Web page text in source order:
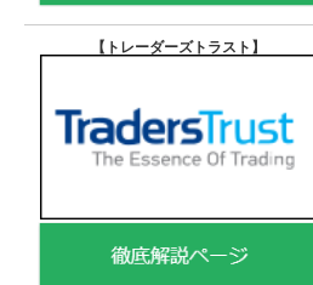
【トレーダーズトラスト 】